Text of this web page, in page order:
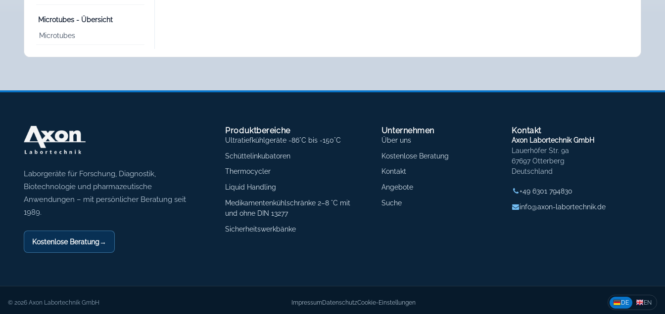
Microtubes - Übersicht
Microtubes
Axon Labortechnik
Laborgeräte für Forschung, Diagnostik,
Biotechnologie und pharmazeutische
Anwendungen – mit persönlicher Beratung seit
1989.
Kostenlose Beratung→
Produktbereiche
Ultratiefkühlgeräte -86°C bis -150°C
Schüttelinkubatoren
Thermocycler
Liquid Handling
Medikamentenkühlschränke 2–8 °C mit
und ohne DIN 13277
Sicherheitswerkbänke
Unternehmen
Über uns
Kostenlose Beratung
Kontakt
Angebote
Suche
Kontakt
Axon Labortechnik GmbH
Lauerhöfer Str. 9a
67697 Otterberg
Deutschland
+49 6301 794830
info@axon-labortechnik.de
© 2026 Axon Labortechnik GmbH ImpressumDatenschutzCookie-Einstellungen DE EN